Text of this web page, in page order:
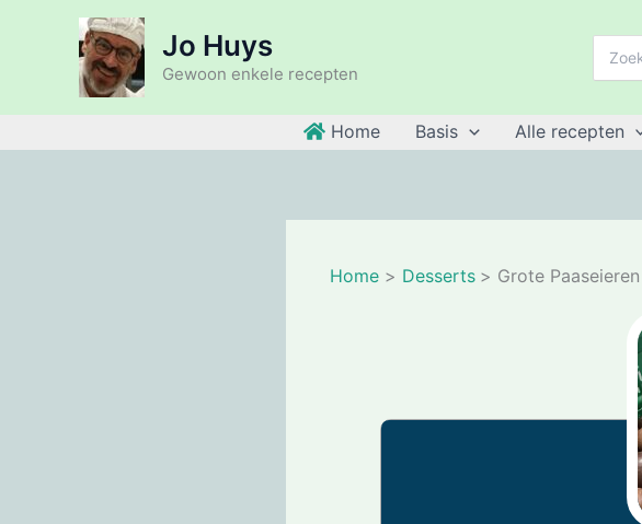
Jo Huys
Gewoon enkele recepten
Home Basis Alle recepten
Home Desserts Grote Paaseieren